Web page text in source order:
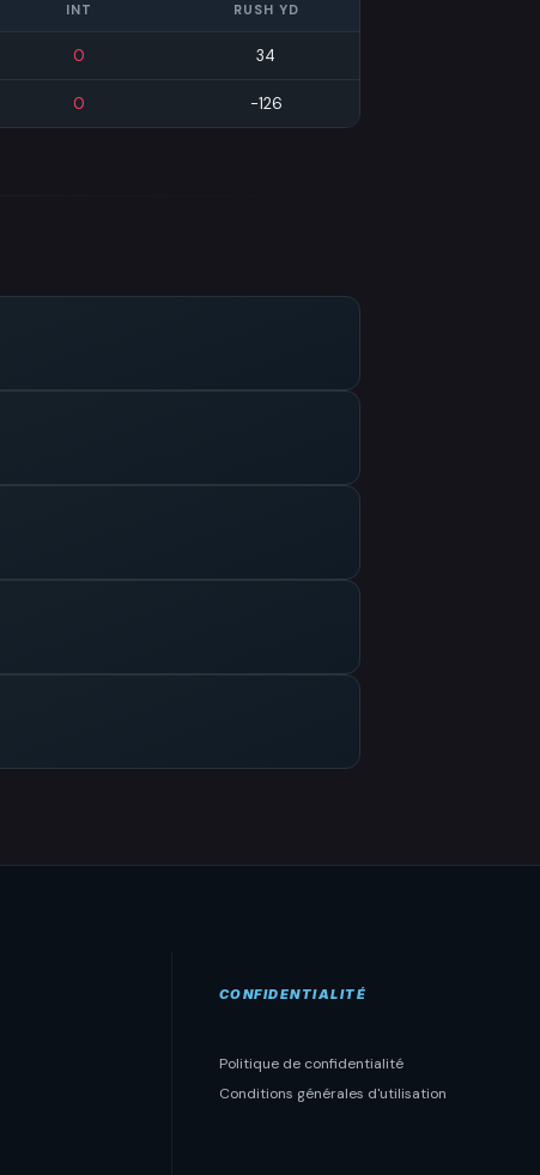
INT RUSH YD
0 34
0 -126
CONFIDENTIALITÉ
Politique de confidentialité
Conditions générales d'utilisation